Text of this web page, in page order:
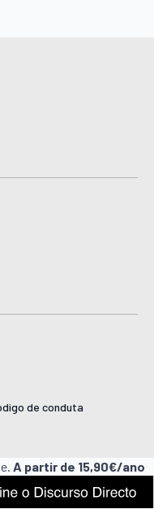
de conduta
A partir de 15,90€/ano